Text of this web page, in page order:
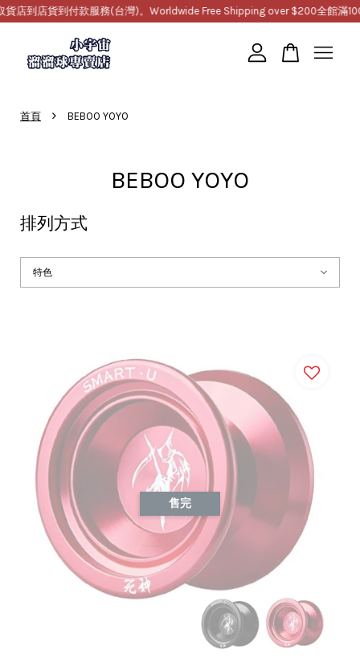
到店貨到付款服務(台灣)。Worldwide Free Shipping over $200全館滿
首頁 › BEBOO YOYO
BEBOO YOYO
排列方式
售完